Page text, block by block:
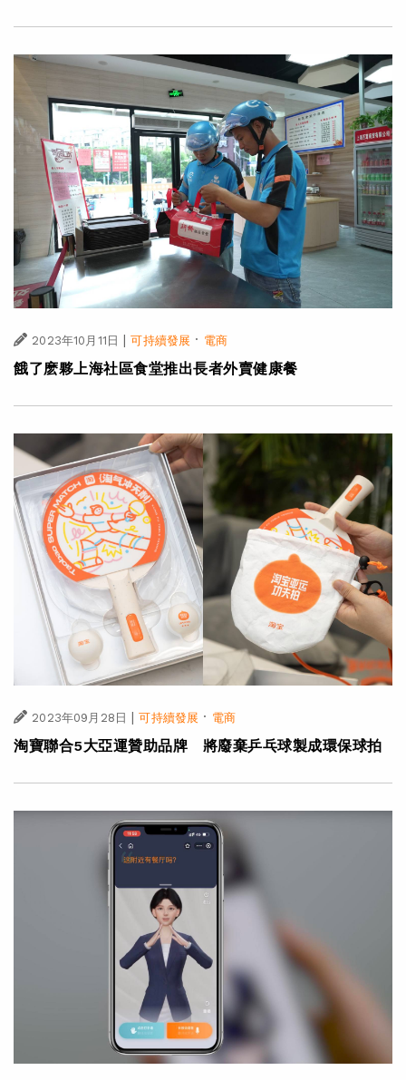
2023年10月11日 | 可持續發展 · 電商
餓了麽夥上海社區食堂推出長者外賣健康餐
2023年09月28日 可持續發展 · 電商
淘寶聯合5大亞運贊助品牌 將廢棄乒乓球製成環保球拍